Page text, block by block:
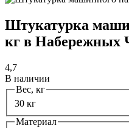
Штукатурка
кг в Набережных
4,7
В наличии
Вес, кг
30 кг
Материал